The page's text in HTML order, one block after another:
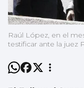
Raúl López, en el
testificar ante la juez